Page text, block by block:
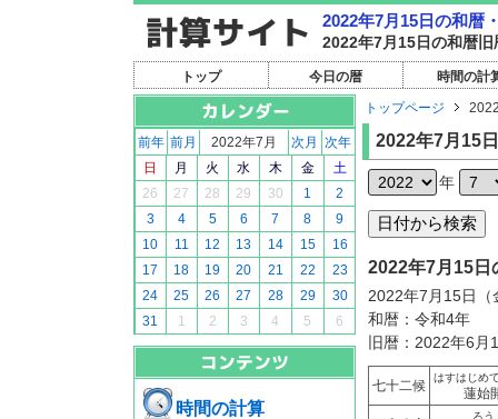
2022年7月15日の和暦
2022年7月15日の和暦旧
トップ 今日の暦 時間の計
前年 前月 2022年7月 次月
次年
日
月 火 水 木 金
土
26
27 28 29 30 1
2
3
4 5 6 7 8
9
10
11 12 13 14 15
16
17
18 19 20 21 22
23
24
25 26 27 28 29
30
31
1 2 3 4 5 6
時間の計算
トップページ
2022年7月15日
年
2022年7月15日
2022年7月15日（
和暦：令和4年
旧暦：2022年6
七十二候
はすはじめ
蓮始
ろう